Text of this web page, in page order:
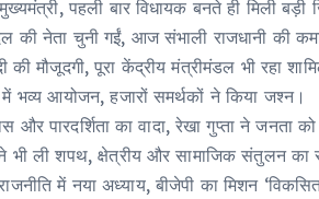
पहली बार विधायक बनते ही मिली बड़ी
की नेता चुनी गईं, आज संभाली राजधानी की
की मौजूदगी, पूरा केंद्रीय मंत्रीमंडल भी रहा
में भव्य आयोजन, हजारों समर्थकों ने किया जश्न।
और पारदर्शिता का वादा, रेखा गुप्ता ने जनता को
भी ली शपथ, क्षेत्रीय और सामाजिक संतुलन का
में नया अध्याय, बीजेपी का मिशन